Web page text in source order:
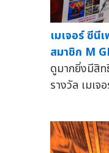
เมเจอร์ ซีนี
สมาชิก M
ดูมากยิ่งมีสิ
รางวัล เมเจ